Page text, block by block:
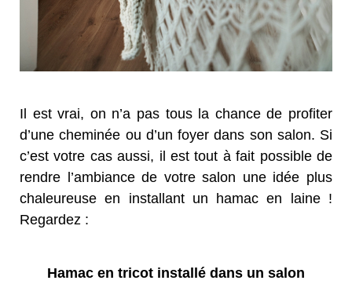
Il est vrai, on n’a pas tous la chance de profiter
d’une cheminée ou d’un foyer dans son salon. Si
c’est votre cas aussi, il est tout à fait possible de
rendre l’ambiance de votre salon une idée plus
chaleureuse en installant un hamac en laine !
Regardez :
Hamac en tricot installé dans un salon